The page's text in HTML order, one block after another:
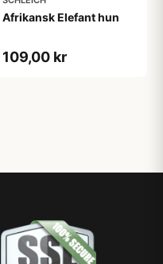
Afrikansk Elefant hun
109,00 kr